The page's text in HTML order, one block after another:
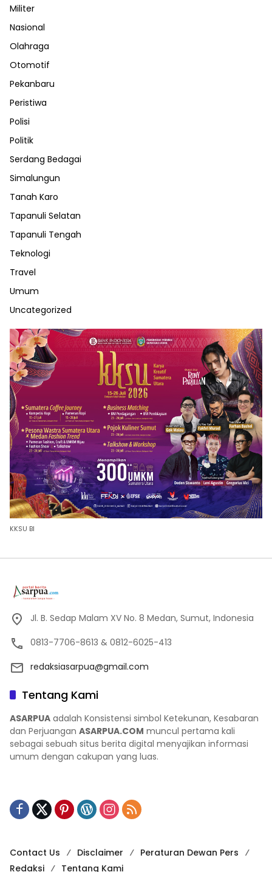
Militer
Nasional
Olahraga
Otomotif
Pekanbaru
Peristiwa
Polisi
Politik
Serdang Bedagai
Simalungun
Tanah Karo
Tapanuli Selatan
Tapanuli Tengah
Teknologi
Travel
Umum
Uncategorized
KKSU BI
Jl. B. Sedap Malam XV No. 8 Medan, Sumut, Indonesia
0813-7706-8613 & 0812-6025-413
redaksiasarpua@gmail.com
Tentang Kami
ASARPUA adalah Konsistensi simbol Ketekunan, Kesabaran
dan Perjuangan ASARPUA.COM muncul pertama kali
sebagai sebuah situs berita digital menyajikan informasi
umum dengan cakupan yang luas.
Contact Us Disclaimer
Peraturan Dewan Pers
Redaksi
Tentang Kami